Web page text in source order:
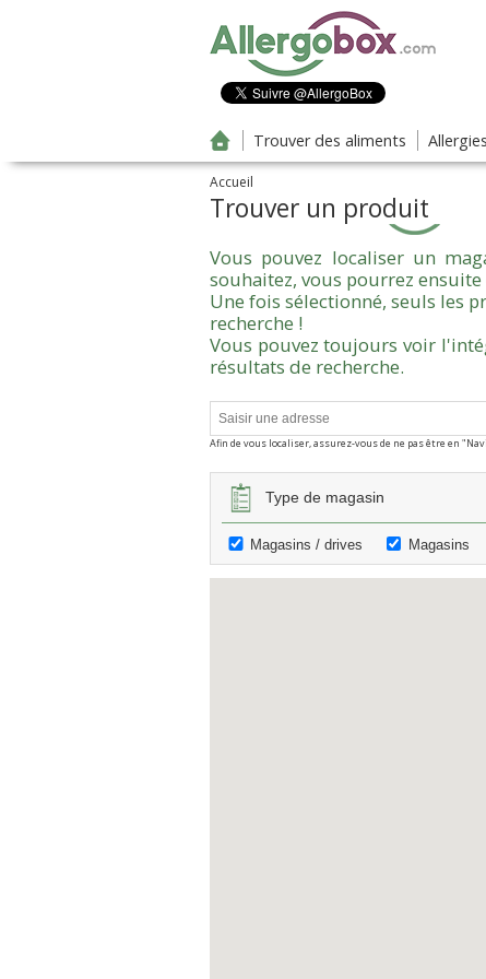
Trouver des aliments
Accueil
Trouver un produit
Vous pouvez localiser un
souhaitez, vous pourrez
Une fois sélectionné, seuls les
recherche !
Vous pouvez toujours voir
résultats de recherche.
Afin de vous localiser, assurez-vous de ne pas être en
Type de magasin
Magasins / drives Magasins